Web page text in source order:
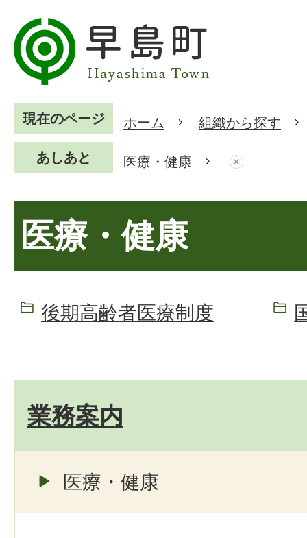
現在のページ ホーム 組織から探す
あしあと 医療・健康
医療・健康
後期高齢者医療制度
業務案内
医療・健康